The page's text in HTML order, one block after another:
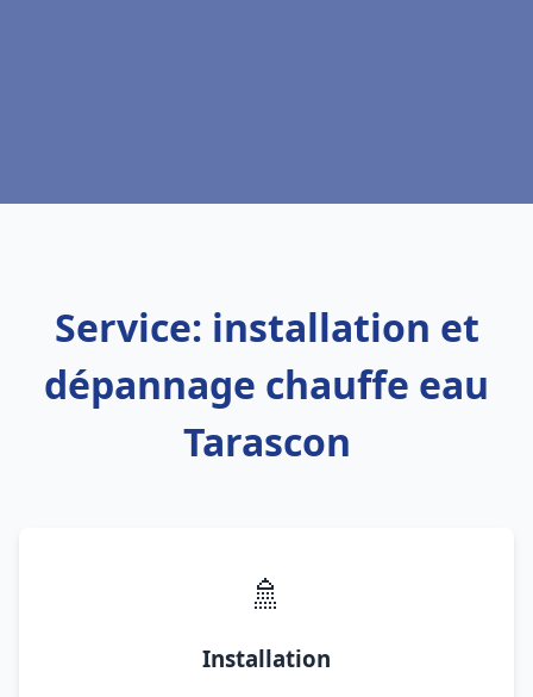
Service: installation et
dépannage chauffe eau
Tarascon
🚿
Installation